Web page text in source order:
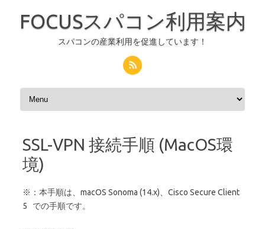
FOCUSスパコン利用案内
スパコンの産業利用を促進しています！
コンテンツへスキップ
SSL-VPN 接続手順 (MacOS環
境)
※：本手順は、macOS Sonoma (14.x)、Cisco Secure Client
5 での手順です。